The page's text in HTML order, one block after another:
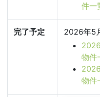
件一
完了予定
2026年5
物件
物件